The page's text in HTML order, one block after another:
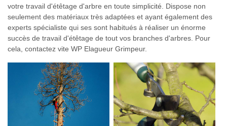
votre travail d'étêtage d'arbre en toute simplicité. Dispose non
seulement des matériaux très adaptées et ayant également des
experts spécialiste qui ses sont habitués à réaliser un énorme
succès de travail d'étêtage de tout vos branches d'arbres. Pour
cela, contactez vite WP Elagueur Grimpeur.